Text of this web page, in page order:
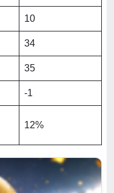
10
34
35
-1
12%